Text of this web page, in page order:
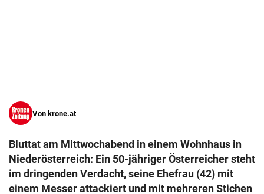
Von krone.at
Bluttat am Mittwochabend in einem Wohnhaus in
Niederösterreich: Ein 50-jähriger Österreicher steht
im dringenden Verdacht, seine Ehefrau (42) mit
einem Messer attackiert und mit mehreren Stichen